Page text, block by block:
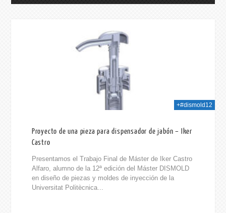
+#dismold12
Proyecto de una pieza para dispensador de jabón – Iker
Castro
Presentamos el Trabajo Final de Máster de Iker Castro
Alfaro, alumno de la 12ª edición del Máster DISMOLD
en diseño de piezas y moldes de inyección de la
Universitat Politècnica...